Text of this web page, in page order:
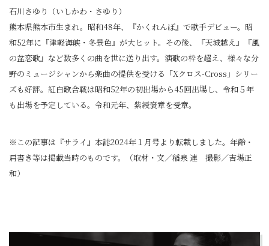
石川さゆり（いしかわ・さゆり）
熊本県熊本市生まれ。昭和48年、『かくれんぼ』で歌手デビュー。昭
和52年に『津軽海峡・冬景色』が大ヒット。その後、『天城越え』『風
の盆恋歌』など数多くの曲を世に送り出す。演歌の枠を超え、様々な分
野のミュージシャンから楽曲の提供を受ける「Xクロス-Cross」シリー
ズも好評。紅白歌合戦は昭和52年の初出場から45回出場し、令和５年
も出場を予定している。令和元年、紫綬褒章を受章。
※この記事は『サライ』本誌2024年１月号より転載しました。年齢・
肩書き等は掲載当時のものです。（取材・文／稲泉 連 撮影／吉場正
和）